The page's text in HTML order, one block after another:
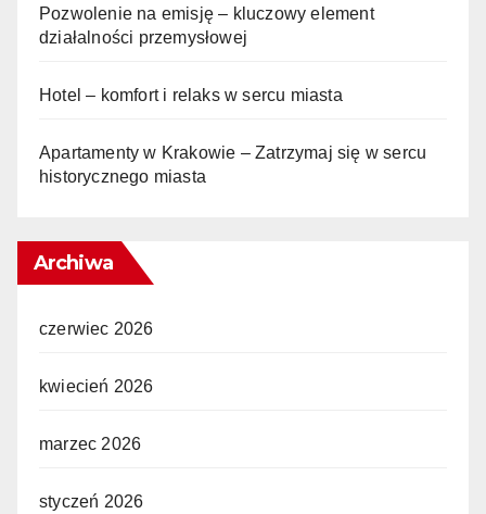
Pozwolenie na emisję – kluczowy element
działalności przemysłowej
Hotel – komfort i relaks w sercu miasta
Apartamenty w Krakowie – Zatrzymaj się w sercu
historycznego miasta
Archiwa
czerwiec 2026
kwiecień 2026
marzec 2026
styczeń 2026